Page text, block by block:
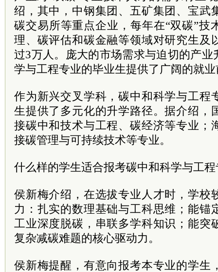
绍，其中，中钢集团、五矿集团、宝武
碳交易所等重点企业，每年在“双碳”技
理、碳评估和碳金融等领域对研究生及
过3万人。庞大的市场需求与迫切的产
学与工程专业的毕业生提供了广阔的就
作为新兴交叉学科，碳中和科学与工程
生提供了多元化的升学路径。据介绍，
接碳中和技术与工程、碳经济等专业；
接碳管理与可持续技术等专业。
什么样的学生适合报考碳中和科学与工
侯新梅介绍，在选拔专业人才时，学校
力：扎实的数理基础与工科思维；能锚
工业深度脱碳，串联多学科知识；能突
复杂减碳难题的核心驱动力。
侯新梅提醒，有意向报考本专业的学生